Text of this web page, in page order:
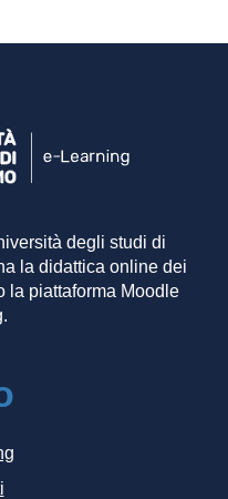
degli studi di
la didattica online dei
la piattaforma Moodle